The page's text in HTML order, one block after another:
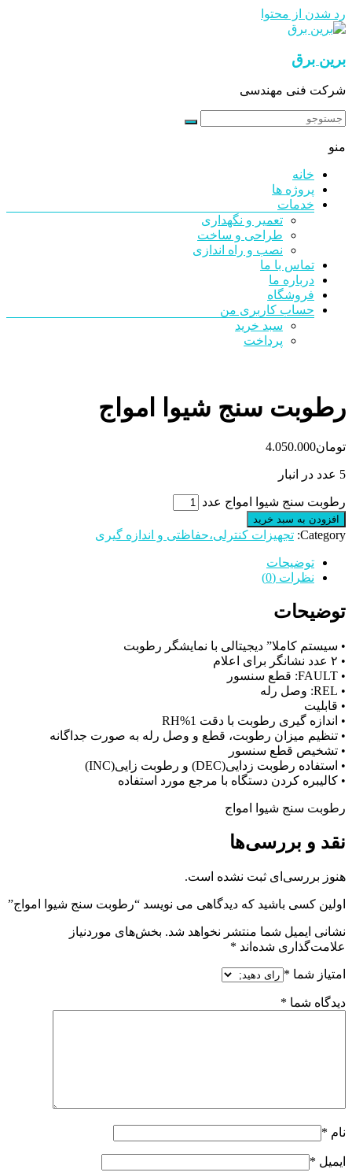
رد شدن از محتوا
برین برق
شرکت فنی مهندسی
منو
خانه
پروژه ها
خدمات
تعمیر و نگهداری
طراحی و ساخت
نصب و راه اندازی
تماس با ما
درباره ما
فروشگاه
حساب کاربری من
سبد خرید
پرداخت
رطوبت سنج شیوا امواج
تومان4.050.000
5 عدد در انبار
رطوبت سنج شیوا امواج عدد
افزودن به سبد خرید
Category: تجهیزات کنترلی،حفاظتی و اندازه گیری
توضیحات
نظرات (0)
توضیحات
• سیستم کاملا” دیجیتالی با نمایشگر رطوبت
• ۲ عدد نشانگر برای اعلام
• FAULT: قطع سنسور
• REL: وصل رله
• قابلیت
• اندازه گیری رطوبت با دقت 1%RH
• تنظیم میزان رطوبت، قطع و وصل رله به صورت جداگانه
• تشخیص قطع سنسور
• استفاده رطوبت زدایی(DEC) و رطوبت زایی(INC)
• کالیبره کردن دستگاه با مرجع مورد استفاده
رطوبت سنج شیوا امواج
نقد و بررسی‌ها
هنوز بررسی‌ای ثبت نشده است.
اولین کسی باشید که دیدگاهی می نویسد “رطوبت سنج شیوا امواج”
نشانی ایمیل شما منتشر نخواهد شد. بخش‌های موردنیاز
علامت‌گذاری شده‌اند *
امتیاز شما *
دیدگاه شما *
نام *
ایمیل *